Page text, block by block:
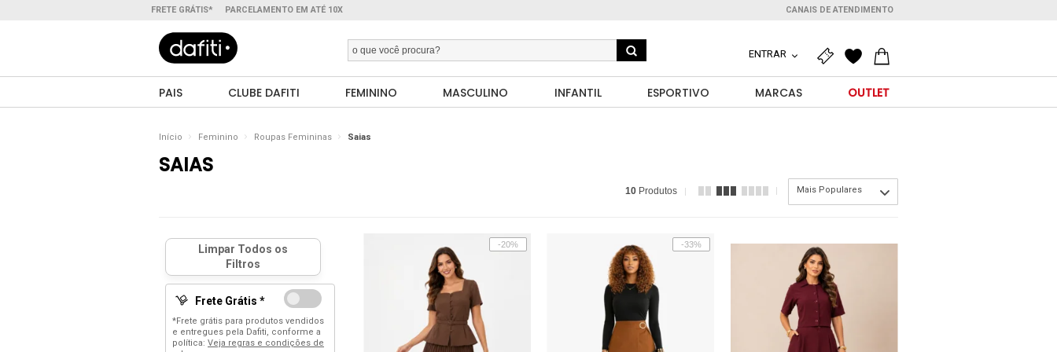
FRETE GRÁTIS* PARCELAMENTO EM ATÉ 10X CANAIS DE ATENDIMENTO
ENTRAR
PAIS CLUBE DAFITI FEMININO MASCULINO INFANTIL ESPORTIVO MARCAS OUTLET
Início Feminino Roupas Femininas Saias
SAIAS
10 Produtos Mais Populares
Frete Grátis *
*Frete grátis para produtos vendidos
e entregues pela Dafiti, conforme a
política: Veja regras e condições de
-20% -33%